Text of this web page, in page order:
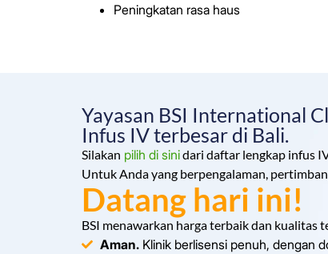
Peningkatan rasa haus
Yayasan BSI International
Infus IV terbesar di Bali.
Silakan pilih di sinidari daftar lengkap infus
Untuk Anda yang berpengalaman,
Datang hari ini!
BSI menawarkan harga terbaik dan kualitas
Aman.Klinik berlisensi penuh, dengan